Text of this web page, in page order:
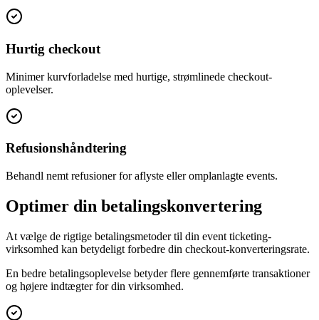
Hurtig checkout
Minimer kurvforladelse med hurtige, strømlinede checkout-
oplevelser.
Refusionshåndtering
Behandl nemt refusioner for aflyste eller omplanlagte events.
Optimer din betalingskonvertering
At vælge de rigtige betalingsmetoder til din event ticketing-
virksomhed kan betydeligt forbedre din checkout-konverteringsrate.
En bedre betalingsoplevelse betyder flere gennemførte transaktioner
og højere indtægter for din virksomhed.